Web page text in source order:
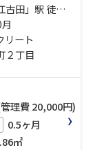
田」駅 徒歩6
リート
２丁目
理費 20,000円)
0.5ヶ月
㎡